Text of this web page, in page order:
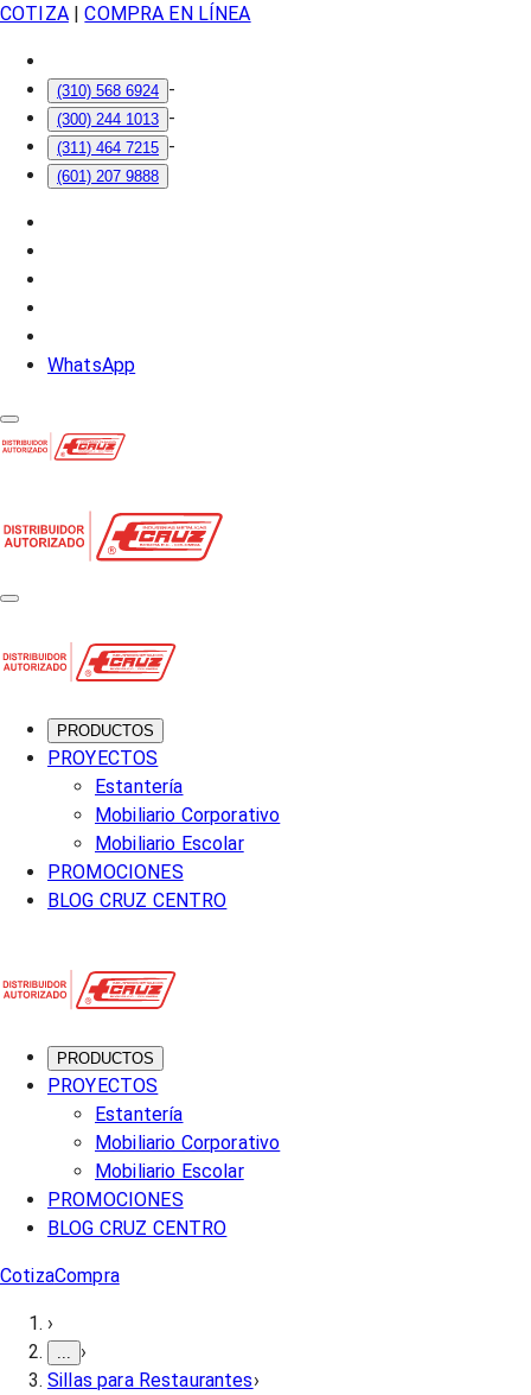
COTIZA| COMPRA EN LÍNEA
(310) 568 6924 -
(300) 244 1013 -
(311) 464 7215 -
(601) 207 9888
WhatsApp
PRODUCTOS
PROYECTOS
Estantería
Mobiliario Corporativo
Mobiliario Escolar
PROMOCIONES
BLOG CRUZ CENTRO
PRODUCTOS
PROYECTOS
Estantería
Mobiliario Corporativo
Mobiliario Escolar
PROMOCIONES
BLOG CRUZ CENTRO
CotizaCompra
›
›
Sillas para Restaurantes›